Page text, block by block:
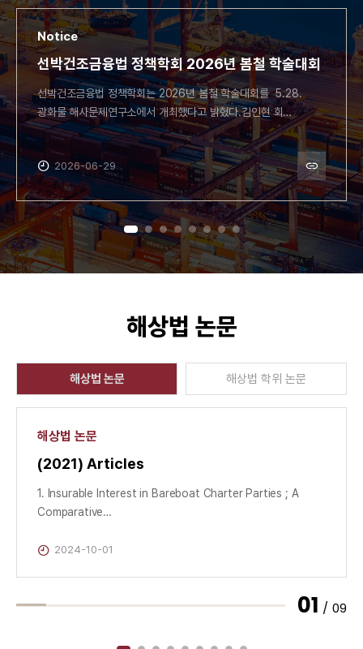
Notice
선박건조금융법 정책학회 2026년 봄철 학술대회
선박건조금융법 정책학회는 2026년 봄철 학술대회를 5.28.
광화물 해사문제연구소에서 개최했다고 밝혔다.김인현 회…
2026-06-29
해상법 논문
해상법 논문 해상법 학위 논문
해상법 논문
(2021) Articles
1. Insurable Interest in Bareboat Charter Parties ; A
Comparative…
2024-10-01
01 09